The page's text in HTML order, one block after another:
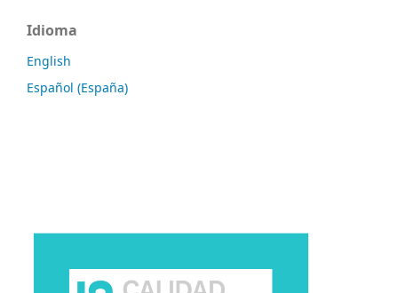
Idioma
English
Español (España)